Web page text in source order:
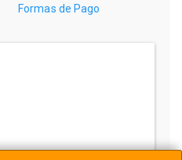
Formas de Pago